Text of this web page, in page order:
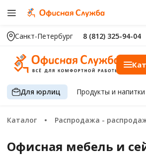
Санкт-Петербург 8 (812) 325-94-04
Для юрлиц Продуктыи напитки
Каталог Распродажа -
Офисная мебель и